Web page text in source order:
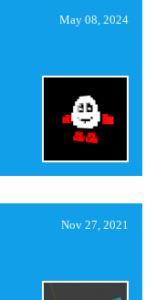
May 08, 2024
Nov 27, 2021